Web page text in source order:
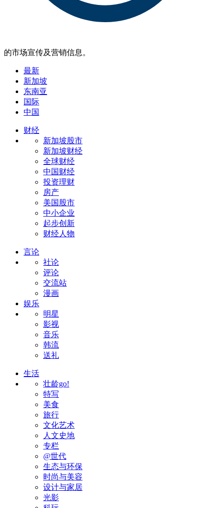
的市场宣传及营销信息。
最新
新加坡
东南亚
国际
中国
财经
新加坡股市
新加坡财经
全球财经
中国财经
投资理财
房产
美国股市
中小企业
起步创新
财经人物
言论
社论
评论
交流站
漫画
娱乐
明星
影视
音乐
韩流
送礼
生活
壮龄go!
特写
美食
旅行
文化艺术
人文史地
专栏
@世代
生态与环保
时尚与美容
设计与家居
光影